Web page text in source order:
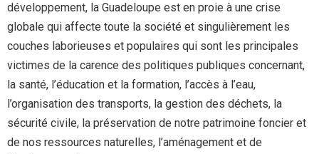
développement, la Guadeloupe est en proie à une crise
globale qui affecte toute la société et singulièrement les
couches laborieuses et populaires qui sont les principales
victimes de la carence des politiques publiques concernant,
la santé, l’éducation et la formation, l’accès à l’eau,
l’organisation des transports, la gestion des déchets, la
sécurité civile, la préservation de notre patrimoine foncier et
de nos ressources naturelles, l’aménagement et de